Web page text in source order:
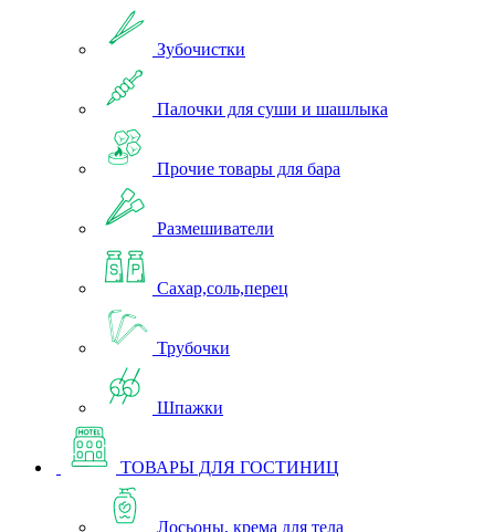
Зубочистки
Палочки для суши и шашлыка
Прочие товары для бара
Размешиватели
Сахар,соль,перец
Трубочки
Шпажки
ТОВАРЫ ДЛЯ ГОСТИНИЦ
Лосьоны, крема для тела